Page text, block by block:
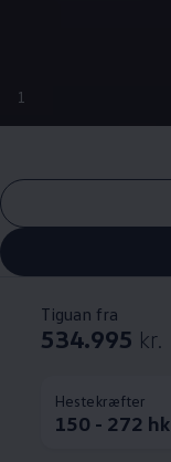
1
Tiguan fra
534.995 kr.
Hestekræfter
150 - 272 hk